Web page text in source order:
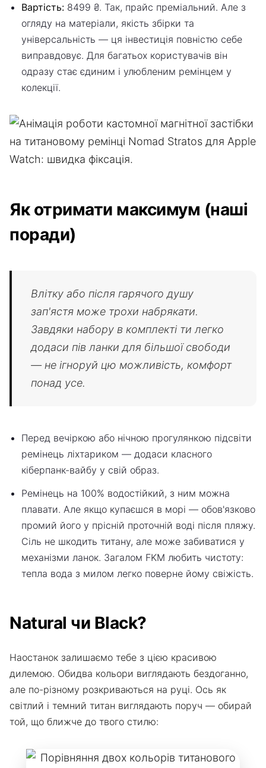
Вартість: 8499 ₴. Так, прайс преміальний. Але з
огляду на матеріали, якість збірки та
універсальність — ця інвестиція повністю себе
виправдовує. Для багатьох користувачів він
одразу стає єдиним і улюбленим ремінцем у
колекції.
Як отримати максимум (наші
поради)
Влітку або після гарячого душу
зап'ястя може трохи набрякати.
Завдяки набору в комплекті ти легко
додаси пів ланки для більшої свободи
— не ігноруй цю можливість, комфорт
понад усе.
Перед вечіркою або нічною прогулянкою підсвіти
ремінець ліхтариком — додаси класного
кіберпанк-вайбу у свій образ.
Ремінець на 100% водостійкий, з ним можна
плавати. Але якщо купаєшся в морі — обов'язково
промий його у прісній проточній воді після пляжу.
Сіль не шкодить титану, але може забиватися у
механізми ланок. Загалом FKM любить чистоту:
тепла вода з милом легко поверне йому свіжість.
Natural чи Black?
Наостанок залишаємо тебе з цією красивою
дилемою. Обидва кольори виглядають бездоганно,
але по-різному розкриваються на руці. Ось як
світлий і темний титан виглядають поруч — обирай
той, що ближче до твого стилю: